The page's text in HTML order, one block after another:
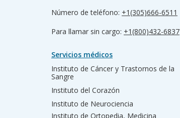
Número de teléfono: +1(305)666-6511
Para llamar sin cargo: +1(800)432-6837
Servicios médicos
Instituto de Cáncer y Trastornos de la
Sangre
Instituto del Corazón
Instituto de Neurociencia
Instituto de Ortopedia, Medicina